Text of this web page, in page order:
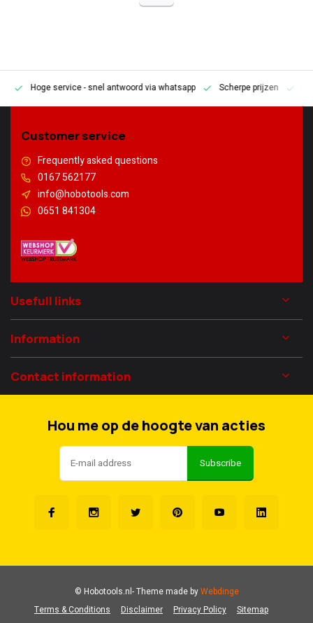
Hoge service- snel antwoord via whatsapp Scherpe prijzen
Customer service
Frequently asked questions
0167 562177
info@hobotools.com
0651 841304
Usefull links
Information
Contact information
Hou me op de hoogte van acties
Subscribe
Terms & Conditions Disclaimer Privacy Policy Sitemap
© Hobotools.nl- Theme made byWebdinge